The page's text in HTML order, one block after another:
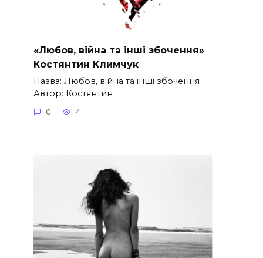
«Любов, війна та інші збочення»
Костянтин Климчук
Назва: Любов, війна та інші збочення
Автор: Костянтин
0 4